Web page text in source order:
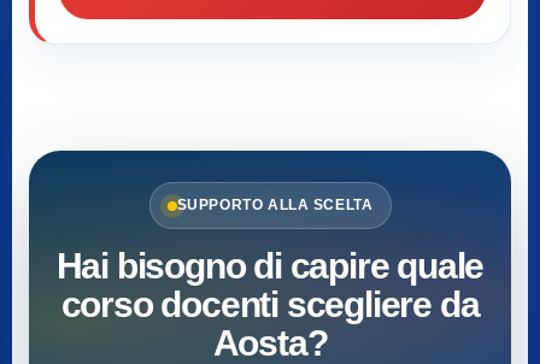
SUPPORTO ALLA SCELTA
Hai bisogno di capire quale
corso docenti scegliere da
Aosta?